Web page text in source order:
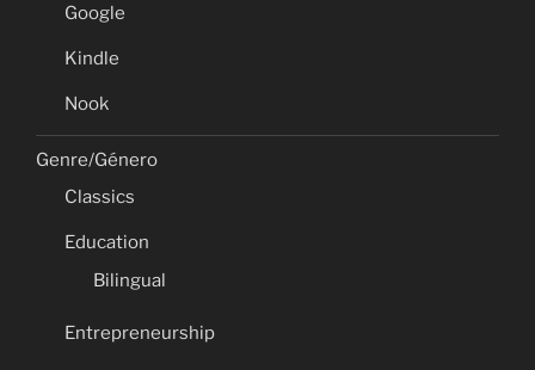
Google
Kindle
Nook
Genre/Género
Classics
Education
Bilingual
Entrepreneurship